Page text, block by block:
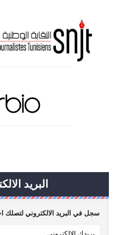
البريد
سجل في البريد الالكتروني لتصلك